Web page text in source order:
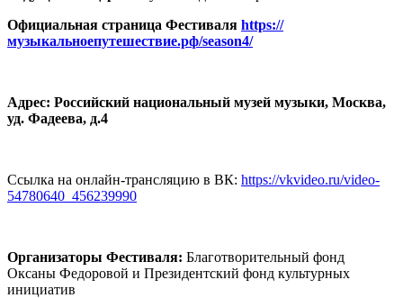
Официальная страница Фестиваля https://
музыкальноепутешествие.рф/season4/
Адрес: Российский национальный музей музыки, Москва,
уд. Фадеева, д.4
Ссылка на онлайн-трансляцию в ВК: https://vkvideo.ru/video-
54780640_456239990
Организаторы Фестиваля: Благотворительный фонд
Оксаны Федоровой и Президентский фонд культурных
инициатив